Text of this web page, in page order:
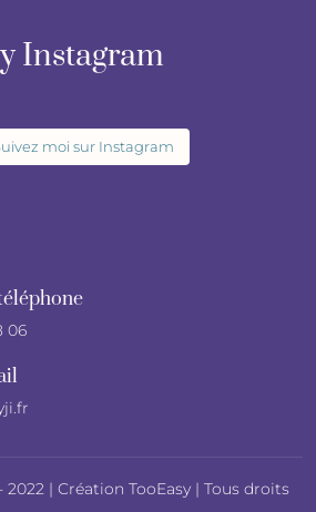
Instagram
moi sur Instagram
06
2022 | Création TooEasy | Tous droits